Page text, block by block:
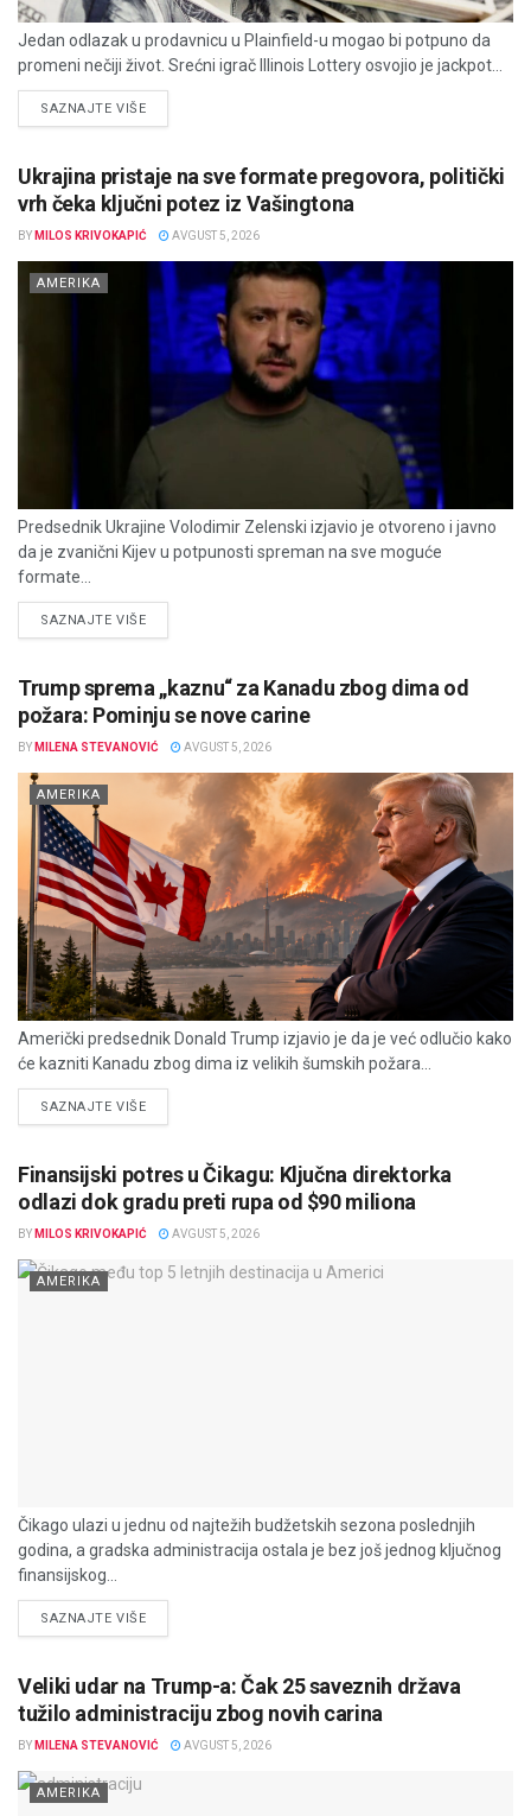
Jedan odlazak u prodavnicu u Plainfield-u mogao bi potpuno da
promeni nečiji život. Srećni igrač Illinois Lottery osvojio je jackpot...
SAZNAJTE VIŠEDETAILS
Ukrajina pristaje na sve formate pregovora, politički
vrh čeka ključni potez iz Vašingtona
BY MILOS KRIVOKAPIĆ AVGUST 5, 2026
AMERIKA
Predsednik Ukrajine Volodimir Zelenski izjavio je otvoreno i javno
da je zvanični Kijev u potpunosti spreman na sve moguće
formate...
SAZNAJTE VIŠEDETAILS
Trump sprema „kaznu“ za Kanadu zbog dima od
požara: Pominju se nove carine
BY MILENA STEVANOVIĆ AVGUST 5, 2026
AMERIKA
Američki predsednik Donald Trump izjavio je da je već odlučio kako
će kazniti Kanadu zbog dima iz velikih šumskih požara...
SAZNAJTE VIŠEDETAILS
Finansijski potres u Čikagu: Ključna direktorka
odlazi dok gradu preti rupa od $90 miliona
BY MILOS KRIVOKAPIĆ AVGUST 5, 2026
AMERIKA
Čikago ulazi u jednu od najtežih budžetskih sezona poslednjih
godina, a gradska administracija ostala je bez još jednog ključnog
finansijskog...
SAZNAJTE VIŠEDETAILS
Veliki udar na Trump-a: Čak 25 saveznih država
tužilo administraciju zbog novih carina
BY MILENA STEVANOVIĆ AVGUST 5, 2026
AMERIKA